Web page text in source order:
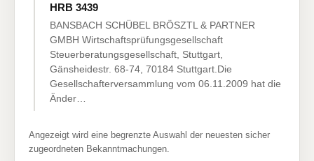
HRB 3439
BANSBACH SCHÜBEL BRÖSZTL & PARTNER
GMBH Wirtschaftsprüfungsgesellschaft
Steuerberatungsgesellschaft, Stuttgart,
Gänsheidestr. 68-74, 70184 Stuttgart.Die
Gesellschafterversammlung vom 06.11.2009 hat die
Änder…
Angezeigt wird eine begrenzte Auswahl der neuesten sicher
zugeordneten Bekanntmachungen.